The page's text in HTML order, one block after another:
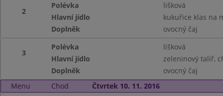
2
Polévka
lišková
Hlavní jídlo
kukuřice klas na
Doplněk
ovocný čaj
3
Polévka
lišková
Hlavní jídlo
zeleninový talíř,
Doplněk
ovocný čaj
Menu
Chod Čtvrtek 10. 11. 2016